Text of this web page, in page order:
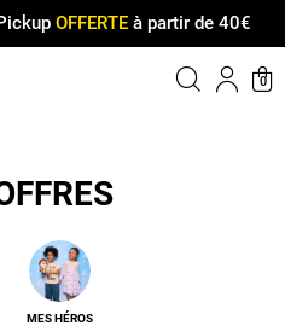
OFFERTEà partir de 40€
0
MES HÉROS